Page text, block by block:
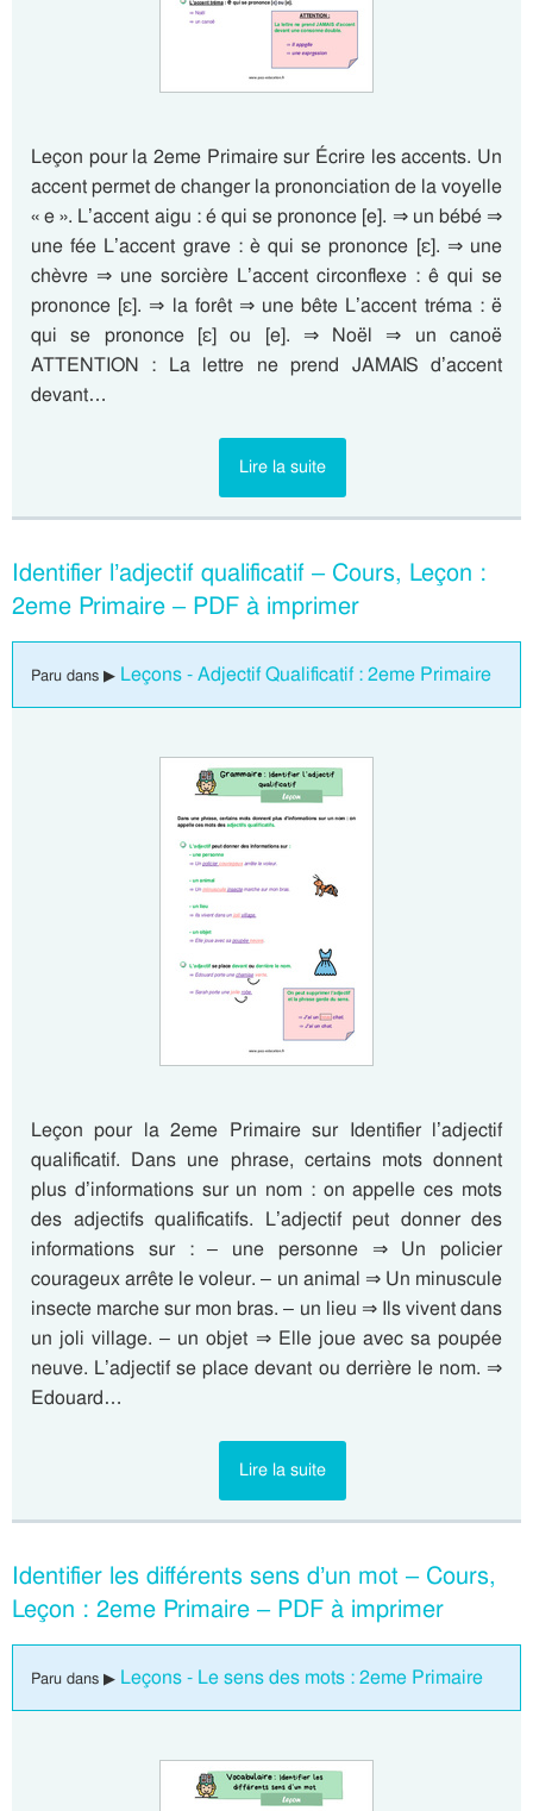
Leçon pour la 2eme Primaire sur Écrire les accents. Un
accent permet de changer la prononciation de la voyelle
« e ». L’accent aigu : é qui se prononce [e]. ⇒ un bébé ⇒
une fée L’accent grave : è qui se prononce [ε]. ⇒ une
chèvre ⇒ une sorcière L’accent circonflexe : ê qui se
prononce [ε]. ⇒ la forêt ⇒ une bête L’accent tréma : ë
qui se prononce [ε] ou [e]. ⇒ Noël ⇒ un canoë
ATTENTION : La lettre ne prend JAMAIS d’accent
devant…
Lire la suite
Identifier l’adjectif qualificatif – Cours, Leçon :
2eme Primaire – PDF à imprimer
Paru dans ▶ Leçons - Adjectif Qualificatif : 2eme Primaire
Leçon pour la 2eme Primaire sur Identifier l’adjectif
qualificatif. Dans une phrase, certains mots donnent
plus d’informations sur un nom : on appelle ces mots
des adjectifs qualificatifs. L’adjectif peut donner des
informations sur : – une personne ⇒ Un policier
courageux arrête le voleur. – un animal ⇒ Un minuscule
insecte marche sur mon bras. – un lieu ⇒ Ils vivent dans
un joli village. – un objet ⇒ Elle joue avec sa poupée
neuve. L’adjectif se place devant ou derrière le nom. ⇒
Edouard…
Lire la suite
Identifier les différents sens d’un mot – Cours,
Leçon : 2eme Primaire – PDF à imprimer
Paru dans ▶ Leçons - Le sens des mots : 2eme Primaire